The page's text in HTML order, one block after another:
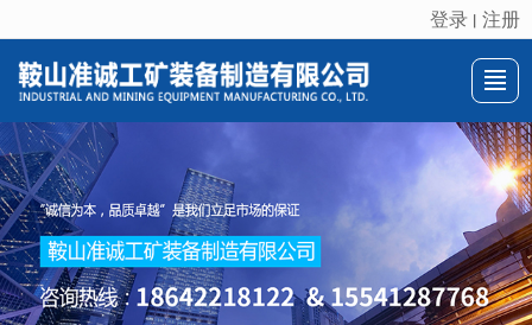
很遗憾，因您的浏览器版本过低导致无法获得最佳浏览体验，推荐下载安装谷歌浏览器！
登录 丨 注册
首页 新闻动态
推荐产品 联系我们